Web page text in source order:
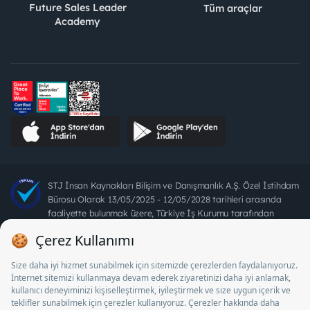
Future Sales Leader
Academy
Tüm araçlar
STJ İnsan Kaynakları Bilişim ve Danışmanlık A.Ş. Özel İstihdam
Bürosu Olarak 13/05/2025 - 12/05/2028 tarihleri arasında
faaliyette bulunmak üzere, Türkiye İş Kurumu tarafından
belge ile faaliyet göstermektedir. 4904 sayılı kanun uyarınca iş